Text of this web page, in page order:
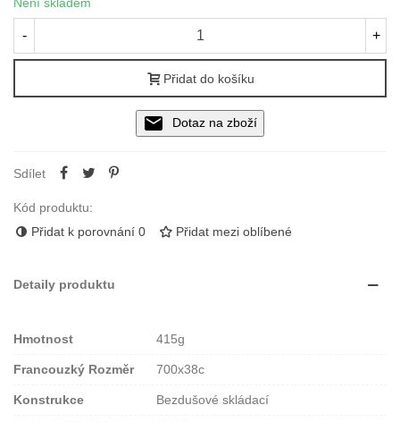
- +
Přidat do košíku
Dotaz na zboží
Sdílet
Kód produktu:
Přidat k porovnání 0 Přidat mezi oblíbené
Detaily produktu
Hmotnost 415g
Francouzký Rozměr 700x38c
Konstrukce Bezdušové skládací